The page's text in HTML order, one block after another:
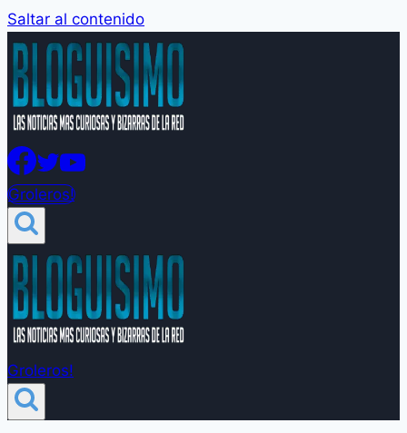
Saltar al contenido
Groleros!
Groleros!